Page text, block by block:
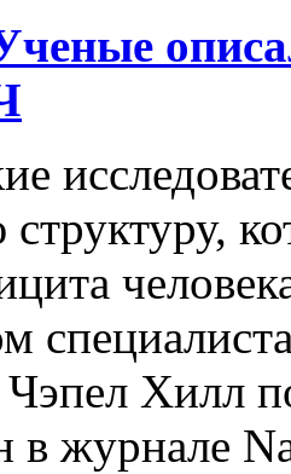
Хилл
в журнале